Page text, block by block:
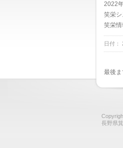
2022
笑栄
笑栄
日付：
最後ま
長野県